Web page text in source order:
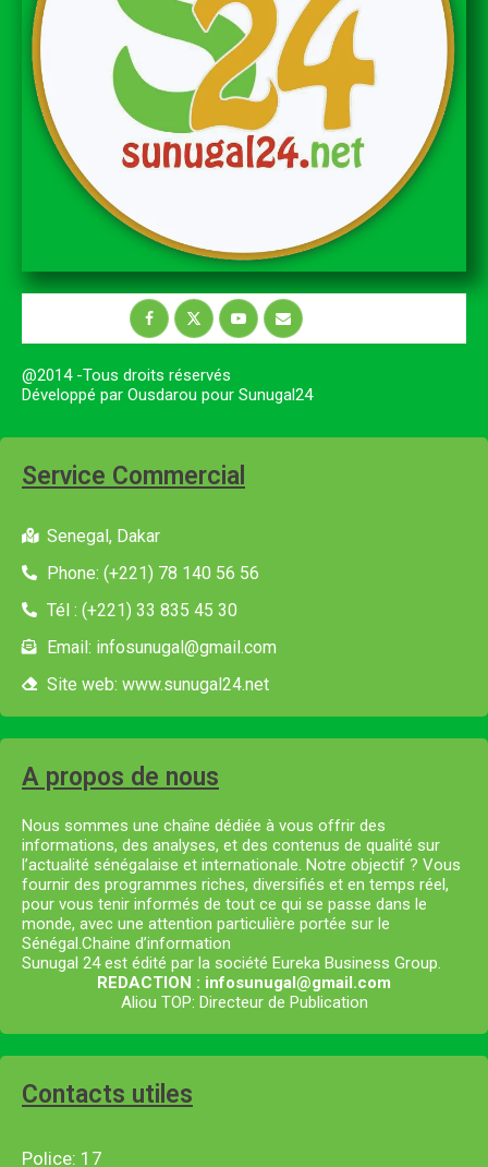
@2014 -Tous droits réservés
Développé par Ousdarou pour Sunugal24
Service Commercial
Senegal, Dakar
Phone: (+221) 78 140 56 56
Tél : (+221) 33 835 45 30
Email: infosunugal@gmail.com
Site web: www.sunugal24.net
A propos de nous
Nous sommes une chaîne dédiée à vous offrir des
informations, des analyses, et des contenus de qualité sur
l’actualité sénégalaise et internationale. Notre objectif ? Vous
fournir des programmes riches, diversifiés et en temps réel,
pour vous tenir informés de tout ce qui se passe dans le
monde, avec une attention particulière portée sur le
Sénégal.Chaine d’information
Sunugal 24 est édité par la société Eureka Business Group.
REDACTION : infosunugal@gmail.com
Aliou TOP: Directeur de Publication
Contacts utiles
Police: 17